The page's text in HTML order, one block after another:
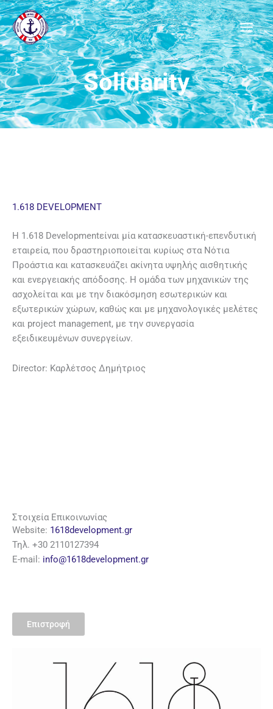
Μετάβαση
στο
περιεχόμενο
Solidarity
1.618 DEVELOPMENT
Η 1.618 Developmentείναι μία κατασκευαστική-επενδυτική
εταιρεία, που δραστηριοποιείται κυρίως στα Νότια
Προάστια και κατασκευάζει ακίνητα υψηλής αισθητικής
και ενεργειακής απόδοσης. Η ομάδα των μηχανικών της
ασχολείται και με την διακόσμηση εσωτερικών και
εξωτερικών χώρων, καθώς και με μηχανολογικές μελέτες
και project management, με την συνεργασία
εξειδικευμένων συνεργείων.
Director: Καρλέτσος Δημήτριος
Στοιχεία Επικοινωνίας
Website: 1618development.gr
Τηλ. +30 2110127394
E-mail: info@1618development.gr
Επιστροφή